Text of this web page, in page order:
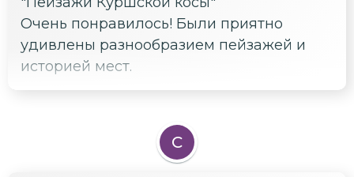
Очень понравилось! Были приятно
удивлены разнообразием пейзажей и
историей мест.
С